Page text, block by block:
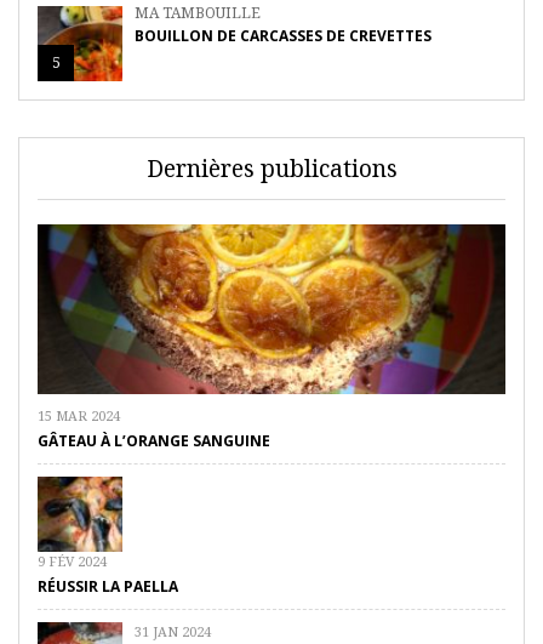
5
MA TAMBOUILLE
BOUILLON DE CARCASSES DE CREVETTES
Dernières publications
15 MAR 2024
GÂTEAU À L’ORANGE SANGUINE
9 FÉV 2024
RÉUSSIR LA PAELLA
31 JAN 2024